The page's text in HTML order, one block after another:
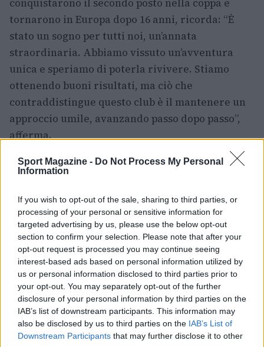
Sport Magazine - Do Not Process My Personal
Information
If you wish to opt-out of the sale, sharing to third parties, or
processing of your personal or sensitive information for
targeted advertising by us, please use the below opt-out
section to confirm your selection. Please note that after your
opt-out request is processed you may continue seeing
interest-based ads based on personal information utilized by
us or personal information disclosed to third parties prior to
your opt-out. You may separately opt-out of the further
disclosure of your personal information by third parties on the
IAB’s list of downstream participants. This information may
also be disclosed by us to third parties on the IAB’s List of
Downstream Participants that may further disclose it to other
tornarono in Europa dopo 16 anni, ricorda: “È
stato un sogno per tutti noi, un’annata
straordinaria. Abbiamo vissuto un’avventura
unica e speriamo di poterla rivivere. Stiamo
ottenendo buoni risultati, ma ciò che
contraddistingue questo club è il mantenere un
approccio umile, avanzando passo dopo passo”,
afferma.
Redazione Sport Magazine